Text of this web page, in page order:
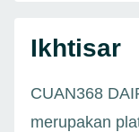
Ikhtisar
CUAN368
merupakan